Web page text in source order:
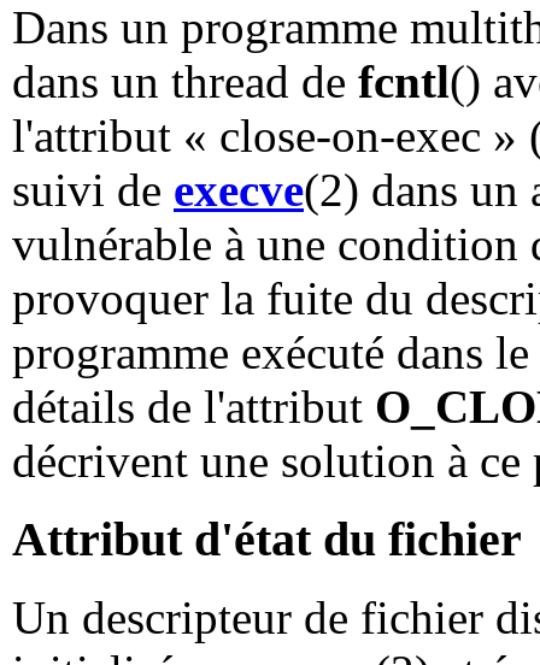
Dans un programme
dans un thread de fcntl()
l'attribut « close-on-exec »
suivi de execve(2) dans un
vulnérable à une condition
provoquer la fuite du
programme exécuté dans
détails de l'attribut
décrivent une solution à
Attribut d'état du fichier
Un descripteur de fichier